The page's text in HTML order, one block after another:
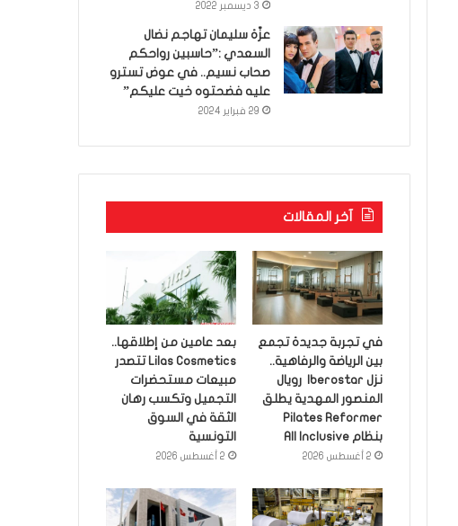
3 ديسمبر 2022
عزّة سليمان تهاجم نضال
السعدي :”حاسبين رواحكم
صحاب نسيم.. في عوض تسترو
عليه فضحتوه خيت عليكم”
29 فبراير 2024
آخر المقالات
في تجربة جديدة تجمع
بين الرياضة والرفاهية..
نزل Iberostar رويال
المنصور المهدية يطلق
Pilates Reformer
بنظام All Inclusive
2 أغسطس 2026
بعد عامين من إطلاقها..
Lilas Cosmetics تتصدر
مبيعات مستحضرات
التجميل وتكسب رهان
الثقة في السوق
التونسية
2 أغسطس 2026